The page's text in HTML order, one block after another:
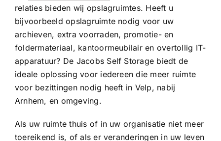
relaties bieden wij opslagruimtes. Heeft u
bijvoorbeeld opslagruimte nodig voor uw
archieven, extra voorraden, promotie- en
foldermateriaal, kantoormeubilair en overtollig IT-
apparatuur? De Jacobs Self Storage biedt de
ideale oplossing voor iedereen die meer ruimte
voor bezittingen nodig heeft in Velp, nabij
Arnhem, en omgeving.
Als uw ruimte thuis of in uw organisatie niet meer
toereikend is, of als er veranderingen in uw leven